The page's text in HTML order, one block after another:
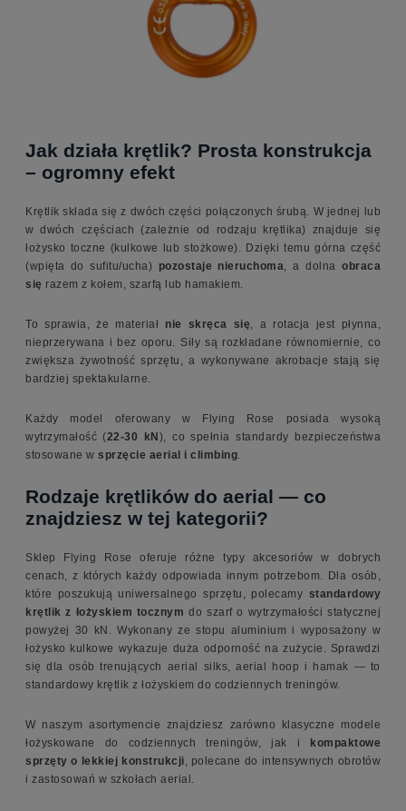
Jak działa krętlik? Prosta konstrukcja
– ogromny efekt
Krętlik składa się z dwóch części połączonych śrubą. W jednej lub
w dwóch częściach (zależnie od rodzaju krętlika) znajduje się
łożysko toczne (kulkowe lub stożkowe). Dzięki temu górna część
(wpięta do sufitu/ucha)
pozostaje nieruchoma, a dolnaobraca
się razem z kołem, szarfą lub hamakiem.
To sprawia, że materiał nie skręca się, a rotacja jest płynna,
nieprzerywana i bez oporu. Siły są rozkładane równomiernie, co
zwiększa żywotność sprzętu, a wykonywane akrobacje stają się
bardziej spektakularne.
Każdy model oferowany w Flying Rose posiada wysoką
wytrzymałość (22-30 kN ), co spełnia standardy bezpieczeństwa
stosowane w sprzęcie aerial i climbing.
Rodzaje krętlików do aerial — co
znajdziesz w tej kategorii?
Sklep Flying Rose oferuje różne typy akcesoriów w dobrych
cenach, z których każdy odpowiada innym potrzebom. Dla osób,
które poszukują uniwersalnego sprzętu, polecamy standardowy
krętlik z łożyskiem tocznym do szarf o wytrzymałości statycznej
powyżej 30 kN. Wykonany ze stopu aluminium i wyposażony w
łożysko kulkowe wykazuje duża odporność na zużycie. Sprawdzi
się dla osób trenujących aerial silks, aerial hoop i hamak — to
standardowy krętlik z łożyskiem do codziennych treningów.
W naszym asortymencie znajdziesz zarówno klasyczne modele
łożyskowane do codziennych treningów, jak i
kompaktowe
sprzęty o lekkiej konstrukcji, polecane do intensywnych obrotów
i zastosowań w szkołach aerial.